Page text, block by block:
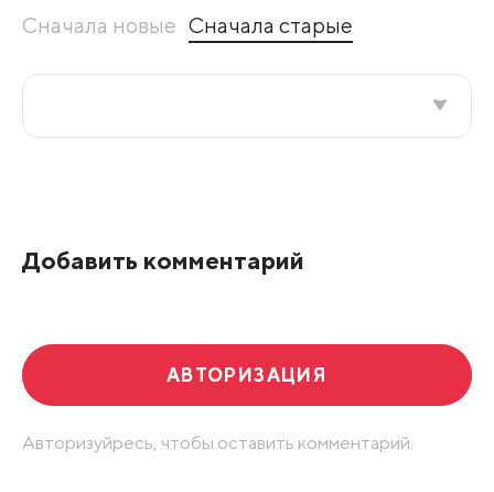
Сначала новые Сначала старые
Добавить комментарий
АВТОРИЗАЦИЯ
Авторизуйресь, чтобы оставить комментарий.